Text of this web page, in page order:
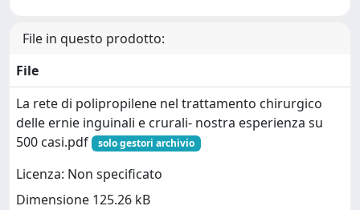
File in questo prodotto:
File
La rete di polipropilene nel trattamento chirurgico
delle ernie inguinali e crurali- nostra esperienza su
500 casi.pdf
solo gestori archivio
Licenza: Non specificato
Dimensione 125.26 kB